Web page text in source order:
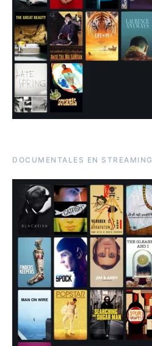
DOCUMENTALES EN STREAMING